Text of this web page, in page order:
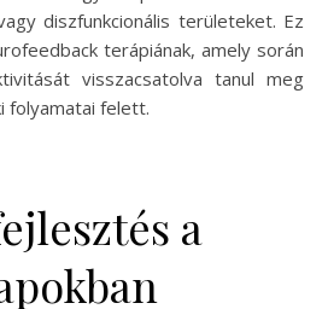
diszfunkcionális területeket. Ez
terápiának, amely során
visszacsatolva tanul meg
folyamatai felett.
a